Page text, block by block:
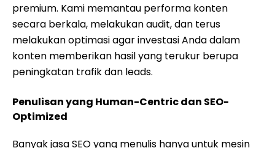
premium. Kami memantau performa konten
secara berkala, melakukan audit, dan terus
melakukan optimasi agar investasi Anda dalam
konten memberikan hasil yang terukur berupa
peningkatan trafik dan leads.
Penulisan yang Human-Centric dan SEO-
Optimized
Banyak jasa SEO yang menulis hanya untuk mesin